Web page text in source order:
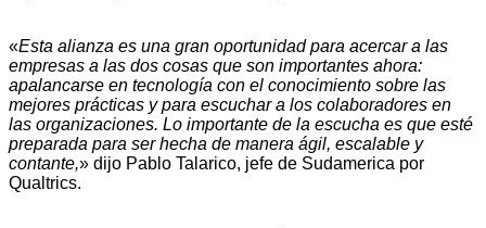
«Esta alianza es una gran oportunidad para acercar a las
empresas a las dos cosas que son importantes ahora:
apalancarse en tecnología con el conocimiento sobre las
mejores prácticas y para escuchar a los colaboradores en
las organizaciones. Lo importante de la escucha es que esté
preparada para ser hecha de manera ágil, escalable y
contante,» dijo Pablo Talarico, jefe de Sudamerica por
Qualtrics.